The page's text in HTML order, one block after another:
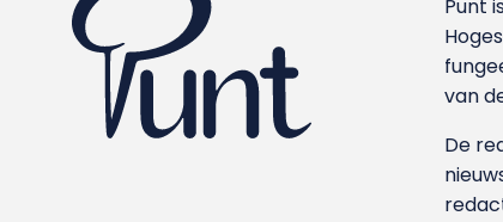
Punt
van
De